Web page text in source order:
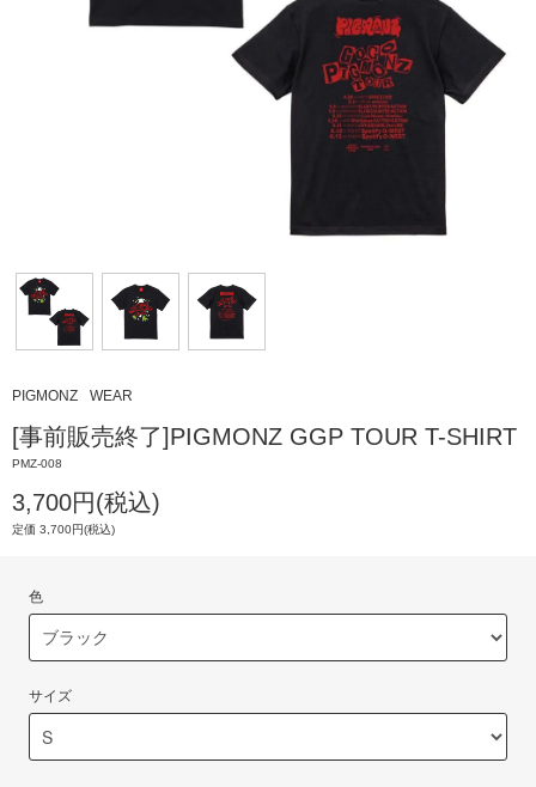
PIGMONZ WEAR
[事前販売終了]PIGMONZ GGP TOUR T-SHIRT
PMZ-008
3,700円(税込)
定価 3,700円(税込)
色
サイズ